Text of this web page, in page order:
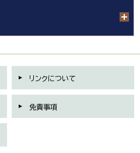
リンクについて
免責事項